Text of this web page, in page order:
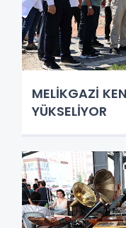
MELİKGAZİ
YÜKSELİYOR